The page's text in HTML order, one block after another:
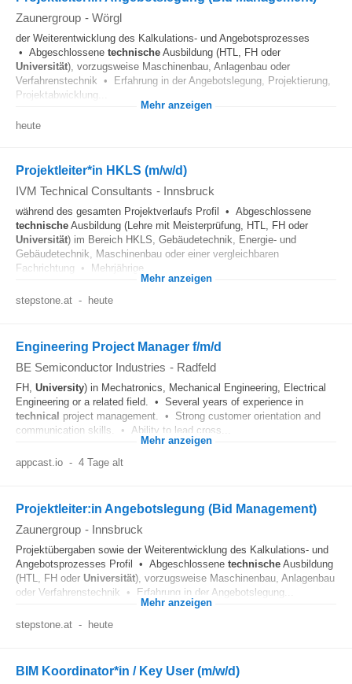
Zaunergroup - Wörgl
der Weiterentwicklung des Kalkulations- und Angebotsprozesses
• Abgeschlossene technische Ausbildung (HTL, FH oder
Universität), vorzugsweise Maschinenbau, Anlagenbau oder
Verfahrenstechnik • Erfahrung in der Angebotslegung, Projektierung,
Projektabwicklung...
Mehr anzeigen
heute
Projektleiter*in HKLS (m/w/d)
IVM Technical Consultants - Innsbruck
während des gesamten Projektverlaufs Profil • Abgeschlossene
technische Ausbildung (Lehre mit Meisterprüfung, HTL, FH oder
Universität) im Bereich HKLS, Gebäudetechnik, Energie- und
Gebäudetechnik, Maschinenbau oder einer vergleichbaren
Fachrichtung • Mehrjährige...
Mehr anzeigen
stepstone.at - heute
Engineering Project Manager f/m/d
BE Semiconductor Industries - Radfeld
FH, University) in Mechatronics, Mechanical Engineering, Electrical
Engineering or a related field. • Several years of experience in
technical project management. • Strong customer orientation and
communication skills. • Ability to lead cross...
Mehr anzeigen
appcast.io - 4 Tage alt
Projektleiter:in Angebotslegung (Bid Management)
Zaunergroup - Innsbruck
Projektübergaben sowie der Weiterentwicklung des Kalkulations- und
Angebotsprozesses Profil • Abgeschlossene technische Ausbildung
(HTL, FH oder Universität), vorzugsweise Maschinenbau, Anlagenbau
oder Verfahrenstechnik • Erfahrung in der Angebotslegung...
Mehr anzeigen
stepstone.at - heute
BIM Koordinator*in / Key User (m/w/d)